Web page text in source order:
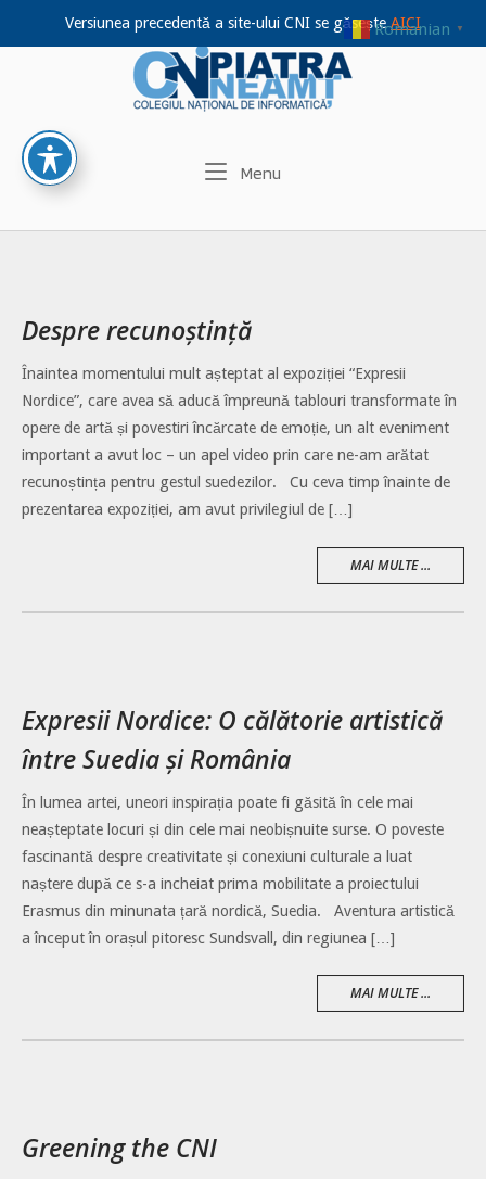
Versiunea precedentă a site-ului CNI se găseșteAICI
Home
Menu
Despre recunoștință
Înaintea momentului mult așteptat al expoziției “Expresii
Nordice”, care avea să aducă împreună tablouri transformate în
opere de artă și povestiri încărcate de emoție, un alt eveniment
important a avut loc – un apel video prin care ne-am arătat
recunoștința pentru gestul suedezilor. Cu ceva timp înainte de
prezentarea expoziției, am avut privilegiul de […]
MAI MULTE ...
Expresii Nordice: O călătorie artistică
între Suedia și România
În lumea artei, uneori inspirația poate fi găsită în cele mai
neașteptate locuri și din cele mai neobișnuite surse. O poveste
fascinantă despre creativitate și conexiuni culturale a luat
naștere după ce s-a incheiat prima mobilitate a proiectului
Erasmus din minunata țară nordică, Suedia. Aventura artistică
a început în orașul pitoresc Sundsvall, din regiunea […]
MAI MULTE ...
Greening the CNI
Romanian ▼